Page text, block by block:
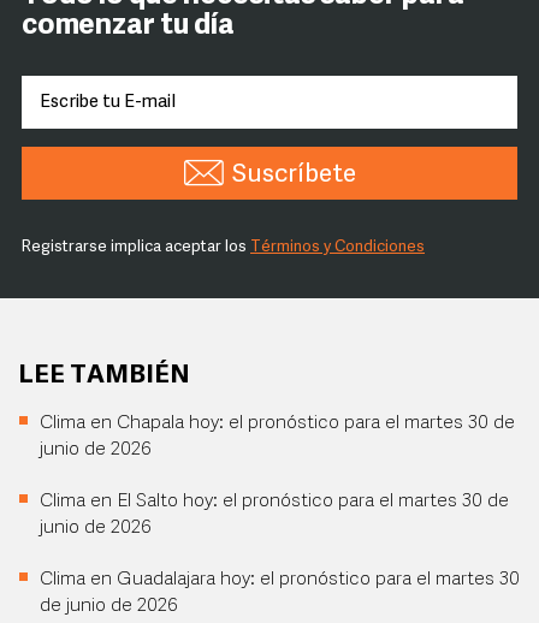
comenzar tu día
Suscríbete
Registrarse implica aceptar los Términos y Condiciones
LEE TAMBIÉN
Clima en Chapala hoy: el pronóstico para el martes 30 de
junio de 2026
Clima en El Salto hoy: el pronóstico para el martes 30 de
junio de 2026
Clima en Guadalajara hoy: el pronóstico para el martes 30
de junio de 2026